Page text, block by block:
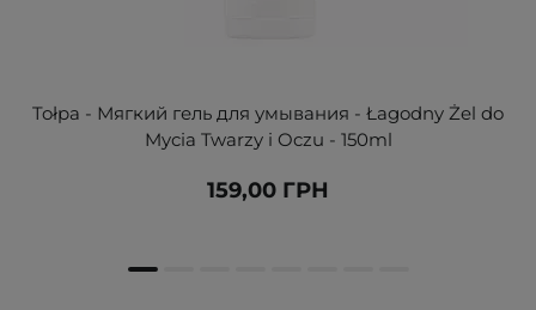
Tołpa - Мягкий гель для умывания - Łagodny Żel do
Mycia Twarzy i Oczu - 150ml
159,00 ГРН